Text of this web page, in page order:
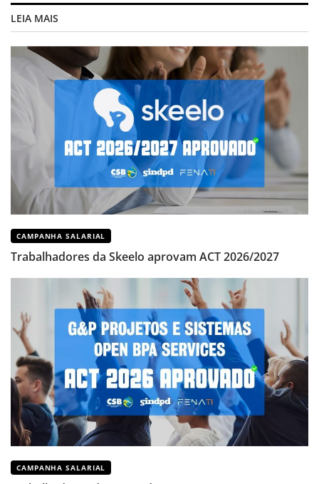
LEIA MAIS
CAMPANHA SALARIAL
Trabalhadores da Skeelo aprovam ACT 2026/2027
CAMPANHA SALARIAL